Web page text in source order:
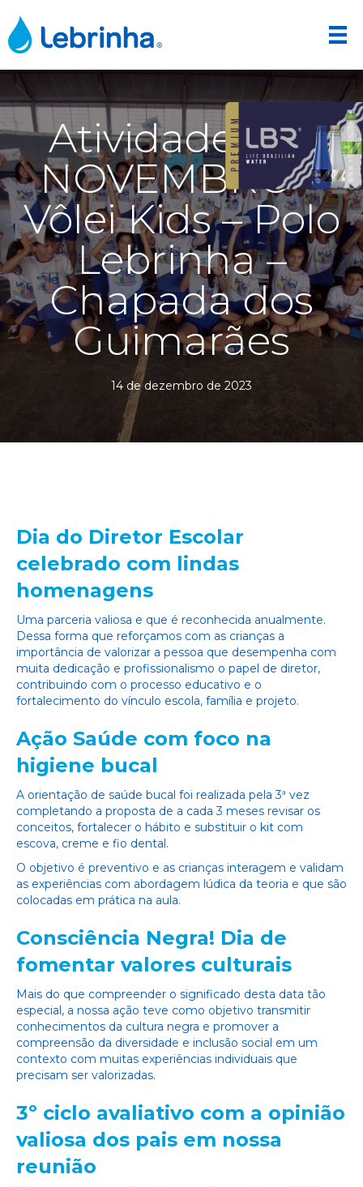
Atividades de
NOVEMBRO –
Vôlei Kids – Polo
Lebrinha –
Chapada dos
Guimarães
14 de dezembro de 2023
Dia do Diretor Escolar
celebrado com lindas
homenagens
Uma parceria valiosa e que é reconhecida anualmente.
Dessa forma que reforçamos com as crianças a
importância de valorizar a pessoa que desempenha com
muita dedicação e profissionalismo o papel de diretor,
contribuindo com o processo educativo e o
fortalecimento do vínculo escola, família e projeto.
Ação Saúde com foco na
higiene bucal
A orientação de saúde bucal foi realizada pela 3ª vez
completando a proposta de a cada 3 meses revisar os
conceitos, fortalecer o hábito e substituir o kit com
escova, creme e fio dental.
O objetivo é preventivo e as crianças interagem e validam
as experiências com abordagem lúdica da teoria e que são
colocadas em prática na aula.
Consciência Negra! Dia de
fomentar valores culturais
Mais do que compreender o significado desta data tão
especial, a nossa ação teve como objetivo transmitir
conhecimentos da cultura negra e promover a
compreensão da diversidade e inclusão social em um
contexto com muitas experiências individuais que
precisam ser valorizadas.
3º ciclo avaliativo com a opinião
valiosa dos pais em nossa
reunião